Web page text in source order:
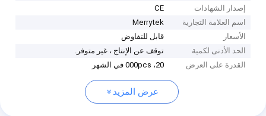
إصدار الشهادات
CE
اسم العلامة التجارية
Merrytek
الأسعار
قابل للتفاوض
الحد الأدنى لكمية
توقف عن الإنتاج ، غير متوفر.
القدرة على العرض
20، 000pcs في الشهر
عرض المزيد